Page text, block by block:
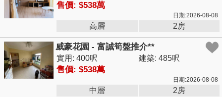
售價: $538萬
日期:2026-08-08
高層 2房
威豪花園 - 富誠筍盤推介**
實用: 400呎 建築: 485呎
售價: $538萬
日期:2026-08-08
中層 2房